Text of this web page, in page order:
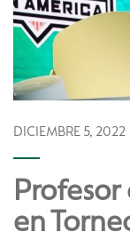
DICIEMBRE 5, 2022
en